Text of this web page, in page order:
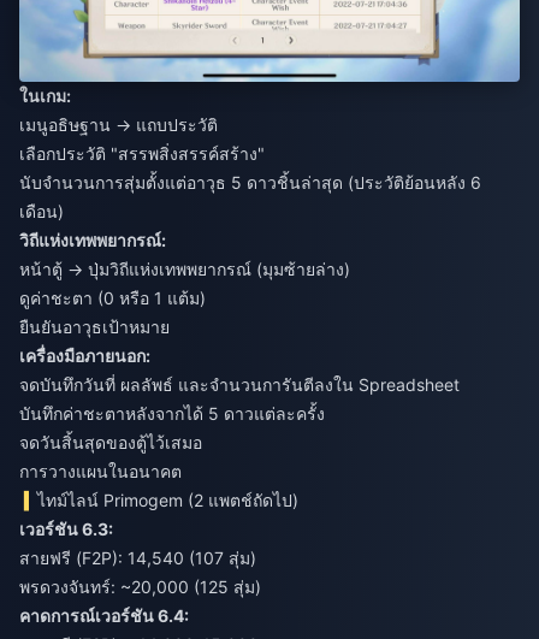
ในเกม:
เมนูอธิษฐาน → แถบประวัติ
เลือกประวัติ "สรรพสิ่งสรรค์สร้าง"
นับจำนวนการสุ่มตั้งแต่อาวุธ 5 ดาวชิ้นล่าสุด (ประวัติย้อนหลัง 6
เดือน)
วิถีแห่งเทพพยากรณ์:
หน้าตู้ → ปุ่มวิถีแห่งเทพพยากรณ์ (มุมซ้ายล่าง)
ดูค่าชะตา (0 หรือ 1 แต้ม)
ยืนยันอาวุธเป้าหมาย
เครื่องมือภายนอก:
จดบันทึกวันที่ ผลลัพธ์ และจำนวนการันตีลงใน Spreadsheet
บันทึกค่าชะตาหลังจากได้ 5 ดาวแต่ละครั้ง
จดวันสิ้นสุดของตู้ไว้เสมอ
การวางแผนในอนาคต
ไทม์ไลน์ Primogem (2 แพตช์ถัดไป)
เวอร์ชัน 6.3:
สายฟรี (F2P): 14,540 (107 สุ่ม)
พรดวงจันทร์: ~20,000 (125 สุ่ม)
คาดการณ์เวอร์ชัน 6.4: